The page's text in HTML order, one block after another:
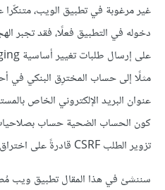
غير مرغوبة في تطبيق الويب،
دخوله في التطبيق فعلًا، فقد تجبر
مثلًا إلى حساب المخترِق البنكي في
عنوان البريد الإلكتروني الخاص
كون الحساب الضحية حساب
تزوير الطلب CSRF قادرةً على اختراق كامل التطبيق.
سننشئ في هذا المقال تطبيق ويب